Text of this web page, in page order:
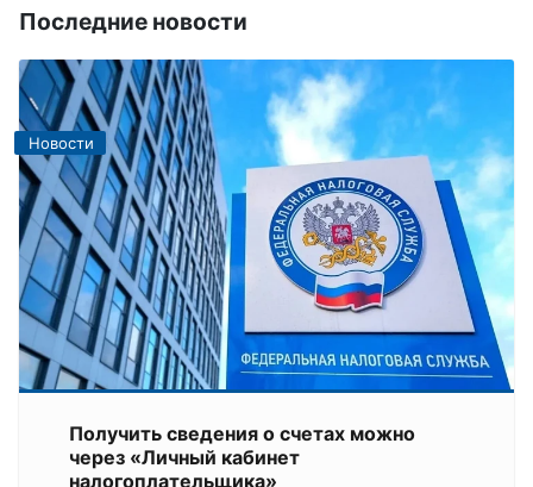
Последние новости
Новости
Получить сведения о счетах можно
через «Личный кабинет
налогоплательщика»